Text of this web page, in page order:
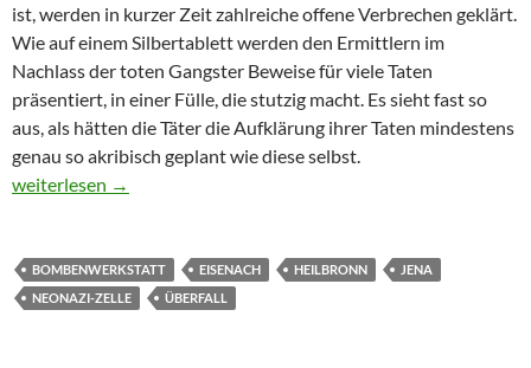
ist, werden in kurzer Zeit zahlreiche offene Verbrechen geklärt.
Wie auf einem Silbertablett werden den Ermittlern im
Nachlass der toten Gangster Beweise für viele Taten
präsentiert, in einer Fülle, die stutzig macht. Es sieht fast so
aus, als hätten die Täter die Aufklärung ihrer Taten mindestens
genau so akribisch geplant wie diese selbst.
Geruch von Inszenierung
weiterlesen →
BOMBENWERKSTATT EISENACH HEILBRONN
JENA
NEONAZI-ZELLE
ÜBERFALL